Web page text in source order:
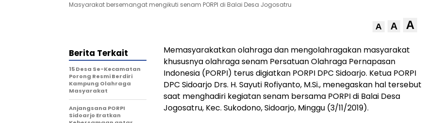
Masyarakat bersemangat mengikuti senam PORPI di Balai Desa Jogosatru
A A A
Memasyarakatkan olahraga dan mengolahragakan masyarakat
khususnya olahraga senam Persatuan Olahraga Pernapasan
Indonesia (PORPI) terus digiatkan PORPI DPC Sidoarjo. Ketua PORPI
DPC Sidoarjo Drs. H. Sayuti Rofiyanto, M.Si., menegaskan hal tersebut
saat menghadiri kegiatan senam bersama PORPI di Balai Desa
Jogosatru, Kec. Sukodono, Sidoarjo, Minggu (3/11/2019).
Berita Terkait
15 Desa Se-Kecamatan
Porong Resmi Berdiri
Kampung Olahraga
Masyarakat
Anjangsana PORPI
Sidoarjo Eratkan